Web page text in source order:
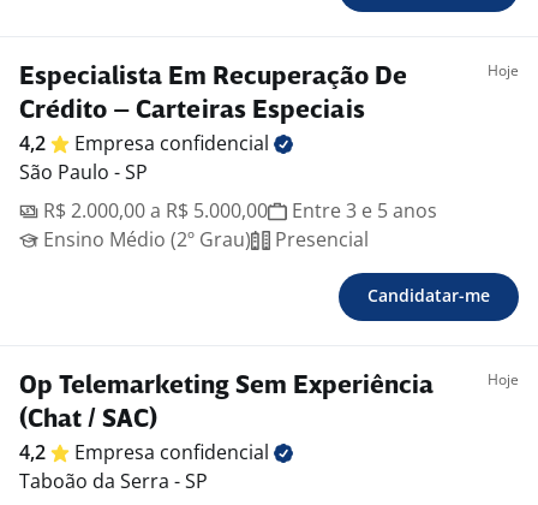
Especialista Em Recuperação De
Crédito – Carteiras Especiais
Hoje
4,2 Empresa confidencial
São Paulo - SP
R$ 2.000,00 a R$ 5.000,00
Entre 3 e 5 anos
Ensino Médio (2º Grau)
Presencial
Candidatar-me
Op Telemarketing Sem Experiência
(Chat / SAC)
Hoje
4,2 Empresa confidencial
Taboão da Serra - SP